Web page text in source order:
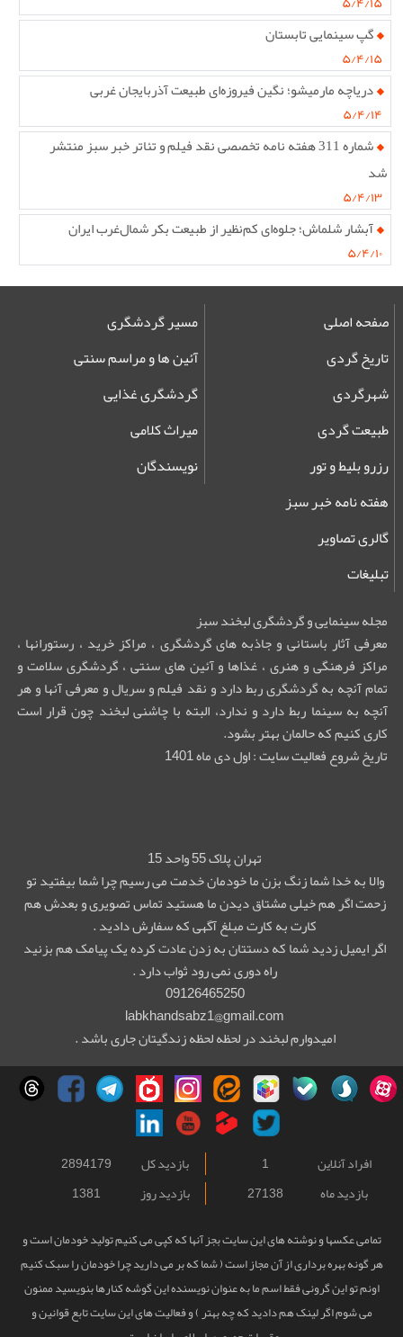
گپ سینمایی تابستان
۵/۴/۱۵
دریاچه مارمیشو؛ نگین فیروزه‌ای طبیعت آذربایجان غربی
۵/۴/۱۴
شماره 311 هفته نامه تخصصی نقد فیلم و تئاتر خبر سبز منتشر
شد
۵/۴/۱۳
آبشار شلماش؛ جلوه‌ای کم‌نظیر از طبیعت بکر شمال‌غرب ایران
۵/۴/۱۰
صفحه اصلی
تاریخ گردی
شهرگردی
طبیعت گردی
مسیر گردشگری
آئین ها و مراسم سنتی
گردشگری غذایی
میراث کلامی
رزرو بلیط و تور
هفته نامه خبر سبز
گالری تصاویر
تبلیغات
نویسندگان
مجله سینمایی و گردشگری لبخند سبز
معرفی آثار باستانی و جاذبه های گردشگری ، مراکز خرید ، رستورانها ،
مراکز فرهنگی و هنری ، غذاها و آئین های سنتی ، گردشگری سلامت و
تمام آنچه به گردشگری ربط دارد و نقد فیلم و سریال و معرفی آنها و هر
آنچه به سینما ربط دارد و ندارد، البته با چاشنی لبخند چون قرار است
کاری کنیم که حالمان بهتر بشود.
تاریخ شروع فعالیت سایت : اول دی ماه 1401
تهران پلاک 55 واحد 15
والا به خدا شما زنگ بزن ما خودمان خدمت می رسیم چرا شما بیفتید تو
زحمت اگر هم خیلی مشتاق دیدن ما هستید تماس تصویری و بعدش هم
کارت به کارت مبلغ آگهی که سفارش دادید .
اگر ایمیل زدید شما که دستتان به زدن عادت کرده یک پیامک هم بزنید
راه دوری نمی رود ثواب دارد .
09126465250
labkhandsabz1@gmail.com
امیدوارم لبخند در لحظه لحظه زندگیتان جاری باشد .
افراد آنلاین 1 بازدید کل
2894179
بازدید ماه
27138 بازدید روز 1381
تمامی عکسها و نوشته های این سایت بجز آنها که کپی می کنیم تولید خودمان است و
هر گونه بهره برداری از آن مجاز است ( شما که بر می دارید چرا خودمان را سبک کنیم
اونم تو این گرونی فقط اسم ما به عنوان نویسنده این گوشه کنارها بنویسید ممنون
می شوم اگر لینک هم دادید که چه بهتر ) و فعالیت های این سایت تابع قوانین و